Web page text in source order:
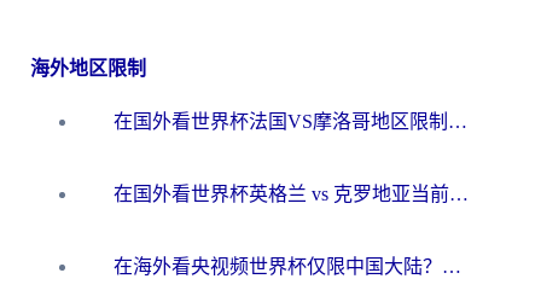
海外地区限制
在国外看世界杯法国VS摩洛哥地区限制？这篇指南让你流畅看中文解说无压力
在国外看世界杯英格兰 vs 克罗地亚当前地区不可播放？这篇指南帮你搞定所有海外观赛难题
在海外看央视频世界杯仅限中国大陆？这篇指南帮你解锁中文解说+无卡顿直播